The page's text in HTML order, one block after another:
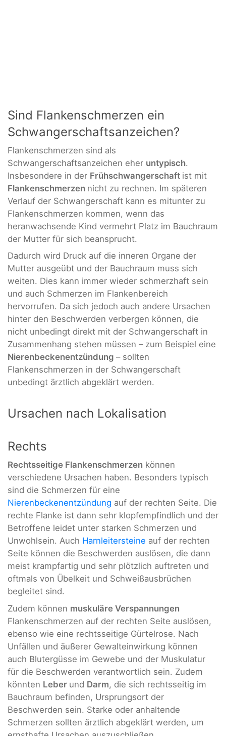
Sind Flankenschmerzen ein
Schwangerschaftsanzeichen?
Flankenschmerzen sind als
Schwangerschaftsanzeichen eher untypisch.
Insbesondere in der Frühschwangerschaft ist mit
Flankenschmerzen nicht zu rechnen. Im späteren
Verlauf der Schwangerschaft kann es mitunter zu
Flankenschmerzen kommen, wenn das
heranwachsende Kind vermehrt Platz im Bauchraum
der Mutter für sich beansprucht.
Dadurch wird Druck auf die inneren Organe der
Mutter ausgeübt und der Bauchraum muss sich
weiten. Dies kann immer wieder schmerzhaft sein
und auch Schmerzen im Flankenbereich
hervorrufen. Da sich jedoch auch andere Ursachen
hinter den Beschwerden verbergen können, die
nicht unbedingt direkt mit der Schwangerschaft in
Zusammenhang stehen müssen – zum Beispiel eine
Nierenbeckenentzündung – sollten
Flankenschmerzen in der Schwangerschaft
unbedingt ärztlich abgeklärt werden.
Ursachen nach Lokalisation
Rechts
Rechtsseitige Flankenschmerzen können
verschiedene Ursachen haben. Besonders typisch
sind die Schmerzen für eine
Nierenbeckenentzündung auf der rechten Seite. Die
rechte Flanke ist dann sehr klopfempfindlich und der
Betroffene leidet unter starken Schmerzen und
Unwohlsein. Auch Harnleitersteine auf der rechten
Seite können die Beschwerden auslösen, die dann
meist krampfartig und sehr plötzlich auftreten und
oftmals von Übelkeit und Schweißausbrüchen
begleitet sind.
Zudem können muskuläre Verspannungen
Flankenschmerzen auf der rechten Seite auslösen,
ebenso wie eine rechtsseitige Gürtelrose. Nach
Unfällen und äußerer Gewalteinwirkung können
auch Blutergüsse im Gewebe und der Muskulatur
für die Beschwerden verantwortlich sein. Zudem
könnten Leber und Darm, die sich rechtsseitig im
Bauchraum befinden, Ursprungsort der
Beschwerden sein. Starke oder anhaltende
Schmerzen sollten ärztlich abgeklärt werden, um